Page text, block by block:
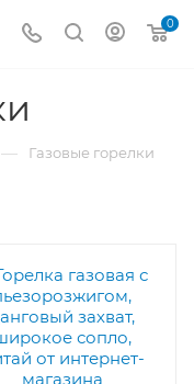
0
— Газовые горелки